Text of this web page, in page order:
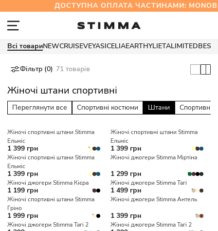
ДОСТУПНА ОПЛАТА ЧАСТИНАМИ:
Всі товариNEWCRUISEVEYASICELIAEARTHYLIETALIMITED
Фільтр (0) 71 товарів
Жіночі штани спортивні
Переглянути все Спортивні костюми Штани Спортивні
Жіночі спортивні штани Stimma
Ельміс
1 399 грн
Жіночі спортивні штани Stimma
Ельміс
1 399 грн
Жіночі спортивні штани Stimma
Ельміс
1 399 грн
Жіночі джогери Stimma Міртіна
1 299 грн
Жіночі джогери Stimma Кієра
1 199 грн
Жіночі джогери Stimma Тагі
1 499 грн
Жіночі спортивні штани Stimma
Гріно
1 999 грн
Жіночі джогери Stimma Антель
1 399 грн
Жіночі джогери Stimma Тагі 2 Жіночі джогери Stimma Тагі 2